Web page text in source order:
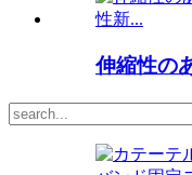
伸縮性の